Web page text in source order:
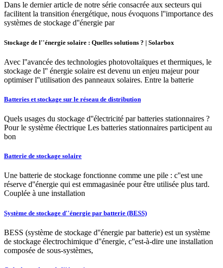
Dans le dernier article de notre série consacrée aux secteurs qui
facilitent la transition énergétique, nous évoquons l''importance des
systèmes de stockage d''énergie par
Stockage de l''énergie solaire : Quelles solutions ? | Solarbox
Avec l''avancée des technologies photovoltaïques et thermiques, le
stockage de l'' énergie solaire est devenu un enjeu majeur pour
optimiser l''utilisation des panneaux solaires. Entre la batterie
Batteries et stockage sur le réseau de distribution
Quels usages du stockage d''électricité par batteries stationnaires ?
Pour le système électrique Les batteries stationnaires participent au
bon
Batterie de stockage solaire
Une batterie de stockage fonctionne comme une pile : c''est une
réserve d''énergie qui est emmagasinée pour être utilisée plus tard.
Couplée à une installation
Système de stockage d''énergie par batterie (BESS)
BESS (système de stockage d''énergie par batterie) est un système
de stockage électrochimique d''énergie, c''est-à-dire une installation
composée de sous-systèmes,